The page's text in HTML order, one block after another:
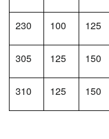
230 100 125
305 125 150
310 125 150